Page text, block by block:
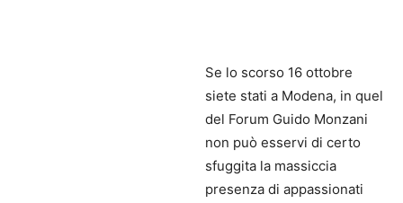
Se lo scorso 16 ottobre
siete stati a Modena, in quel
del Forum Guido Monzani
non può esservi di certo
sfuggita la massiccia
presenza di appassionati